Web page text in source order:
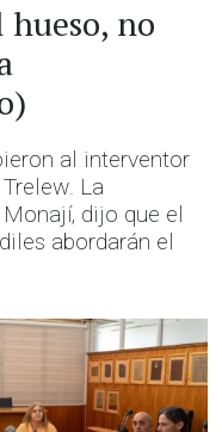
no
al interventor
La
dijo que el
abordarán el